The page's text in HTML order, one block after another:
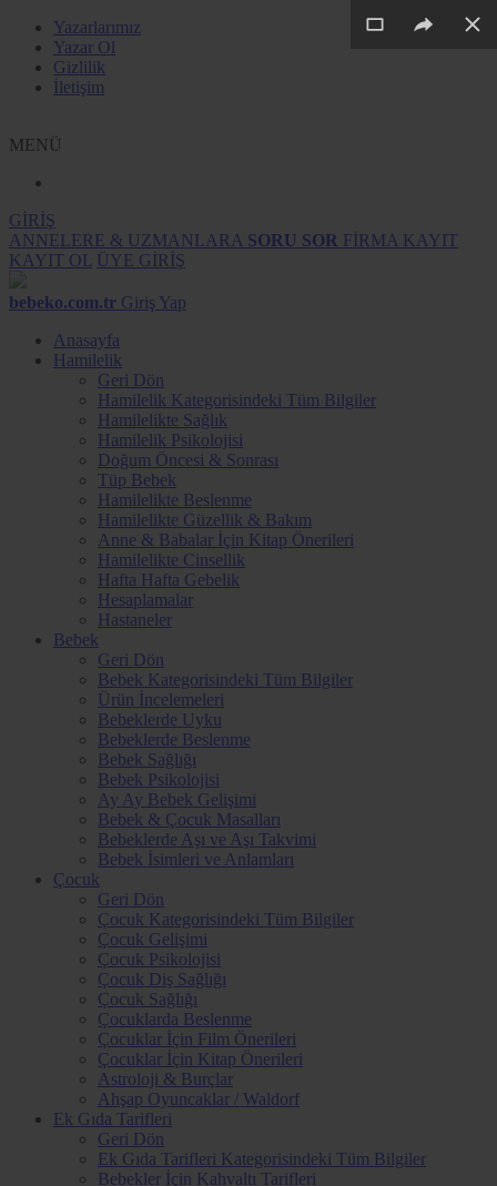
Yazarlarımız
Yazar Ol
Gizlilik
İletişim
MENÜ
GİRİŞ
ANNELERE & UZMANLARA SORU SOR FİRMA KAYIT
KAYIT OL ÜYE GİRİŞ
bebeko.com.tr Giriş Yap
Anasayfa
Hamilelik
Geri Dön
Hamilelik Kategorisindeki Tüm Bilgiler
Hamilelikte Sağlık
Hamilelik Psikolojisi
Doğum Öncesi & Sonrası
Tüp Bebek
Hamilelikte Beslenme
Hamilelikte Güzellik & Bakım
Anne & Babalar İçin Kitap Önerileri
Hamilelikte Cinsellik
Hafta Hafta Gebelik
Hesaplamalar
Hastaneler
Bebek
Geri Dön
Bebek Kategorisindeki Tüm Bilgiler
Ürün İncelemeleri
Bebeklerde Uyku
Bebeklerde Beslenme
Bebek Sağlığı
Bebek Psikolojisi
Ay Ay Bebek Gelişimi
Bebek & Çocuk Masalları
Bebeklerde Aşı ve Aşı Takvimi
Bebek İsimleri ve Anlamları
Çocuk
Geri Dön
Çocuk Kategorisindeki Tüm Bilgiler
Çocuk Gelişimi
Çocuk Psikolojisi
Çocuk Diş Sağlığı
Çocuk Sağlığı
Çocuklarda Beslenme
Çocuklar İçin Film Önerileri
Çocuklar İçin Kitap Önerileri
Astroloji & Burçlar
Ahşap Oyuncaklar / Waldorf
Ek Gıda Tarifleri
Geri Dön
Ek Gıda Tarifleri Kategorisindeki Tüm Bilgiler
Bebekler İçin Kahvaltı Tarifleri